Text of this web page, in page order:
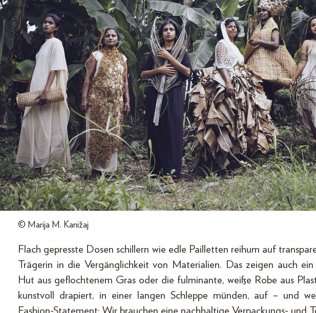
© Marija M. Kanižaj
Flach gepresste Dosen schillern wie edle Pailletten reihum auf
Trägerin in die Vergänglichkeit von Materialien. Das zeigen auch
Hut aus geflochtenem Gras oder die fulminante, weiße Robe aus
kunstvoll drapiert, in einer langen Schleppe münden, auf – und
Fashion-State­ment: Wir brauchen eine nachhaltige Verpackungs- und